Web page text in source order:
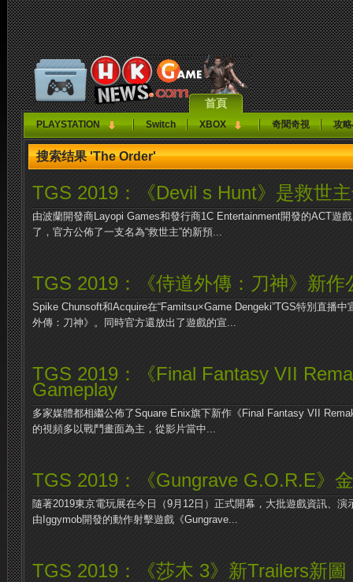
首頁
PLAYSTATION Switch XBOX 奇聞奇視 攻
搜索结果 'The Order'
TGS 2019：《Devil s Hunt》是救世
由波蘭開發商Layopi Games和發行商1C Entertainment開發的ACT遊
了，官方公佈了一支名為“救世主”的新預...
TGS 2019：《侍道外傳：刀神》新作
Spike Chunsoft和Acquire在“Famitsu×Game Dengeki”TGS特別直播
外傳：刀神》。同時官方還放出了遊戲的宣...
TGS 2019：《Final Fantasy VII
Gameplay
多家媒體都相繼公佈了Square Enix旗下新作《Final Fantasy VII
的視頻多以戰鬥畫面為主，從影片當中...
TGS 2019：《Gungrave G.O.R.E》
隨著2019東京電玩展在今日（9月12日）正式開幕，大批遊戲資訊、
由Iggymob開發的動作射擊遊戲《Gungrave...
TGS 2019：《莎木 3》新Trailers新圖